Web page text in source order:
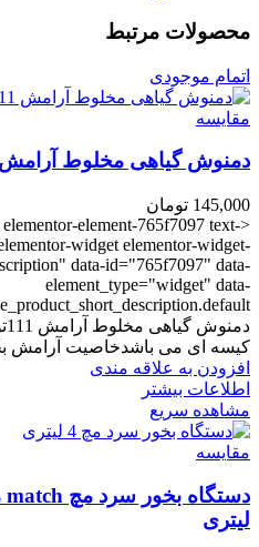
محصولات مرتبط
اتمام موجودی
مقایسه
دمنوش گیاهی مخلوط آرامش 111
145,000 تومان
elementor-element-765f7097 text-
widget elementor-widget-
data-id="765f7097" data-
element_type="widget" data-
کیسه ای می باشدخاصیت آرامش
افزودن به علاقه مندی
اطلاعات بیشتر
مشاهده سریع
مقایسه
لیتری